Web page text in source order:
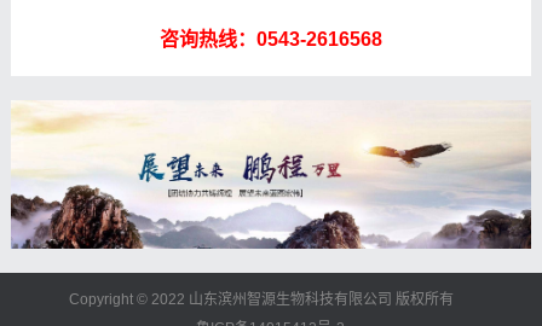
咨询热线：0543-2616568
Copyright © 2022 山东滨州智源生物科技有限公司 版权所有